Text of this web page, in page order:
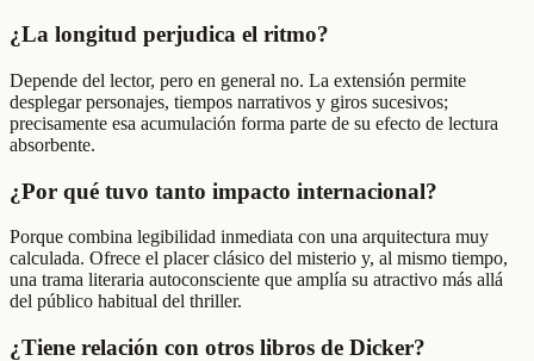
¿La longitud perjudica el ritmo?
Depende del lector, pero en general no. La extensión permite
desplegar personajes, tiempos narrativos y giros sucesivos;
precisamente esa acumulación forma parte de su efecto de lectura
absorbente.
¿Por qué tuvo tanto impacto internacional?
Porque combina legibilidad inmediata con una arquitectura muy
calculada. Ofrece el placer clásico del misterio y, al mismo tiempo,
una trama literaria autoconsciente que amplía su atractivo más allá
del público habitual del thriller.
¿Tiene relación con otros libros de Dicker?